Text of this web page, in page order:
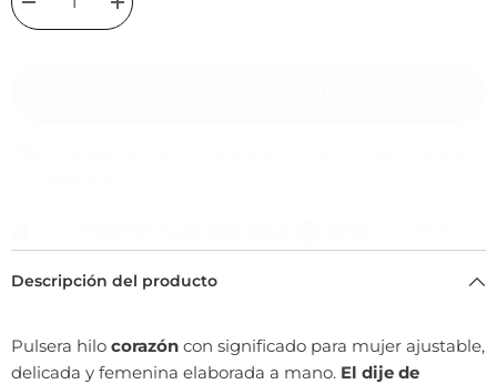
Decrease
quantity
Increase
quantity
Descripción del producto
Pulsera hilo corazón con significado para mujer ajustable,
delicada y femenina elaborada a mano. El dije de